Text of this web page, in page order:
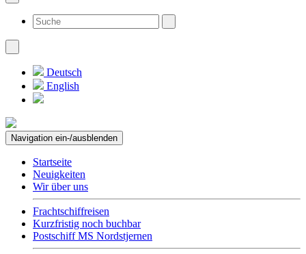
Deutsch
English
Navigation ein-/ausblenden
Startseite
Neuigkeiten
Wir über uns
Frachtschiffreisen
Kurzfristig noch buchbar
Postschiff MS Nordstjernen